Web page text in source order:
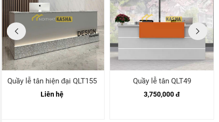
Quầy lễ tân hiện đại QLT155
Liên hệ
Quầy lễ tân QLT49
3,750,000 đ